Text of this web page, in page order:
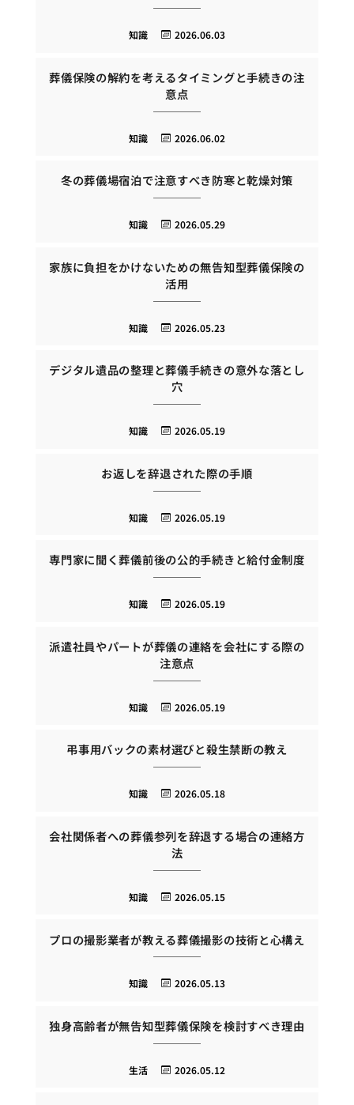
2026.06.03
知識
葬儀保険の解約を考えるタイミングと手続きの注
意点
2026.06.02
知識
冬の葬儀場宿泊で注意すべき防寒と乾燥対策
2026.05.29
知識
家族に負担をかけないための無告知型葬儀保険の
活用
2026.05.23
知識
デジタル遺品の整理と葬儀手続きの意外な落とし
穴
2026.05.19
知識
お返しを辞退された際の手順
2026.05.19
知識
専門家に聞く葬儀前後の公的手続きと給付金制度
2026.05.19
知識
派遣社員やパートが葬儀の連絡を会社にする際の
注意点
2026.05.19
知識
弔事用バックの素材選びと殺生禁断の教え
2026.05.18
知識
会社関係者への葬儀参列を辞退する場合の連絡方
法
2026.05.15
知識
プロの撮影業者が教える葬儀撮影の技術と心構え
2026.05.13
知識
独身高齢者が無告知型葬儀保険を検討すべき理由
2026.05.12
生活